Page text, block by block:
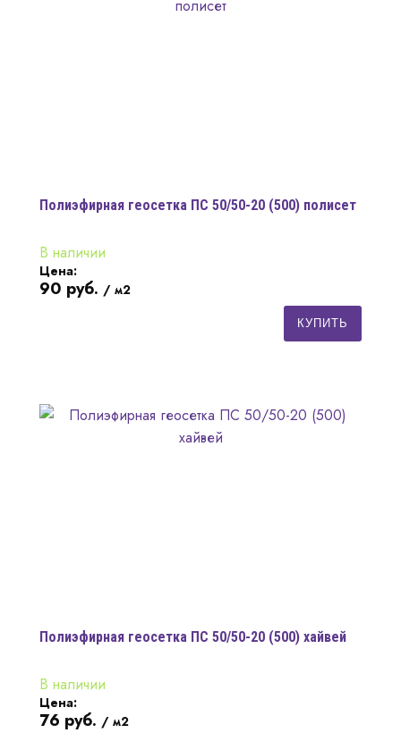
Полиэфирная геосетка ПС 50/50-20 (500) полисет
В наличии
Цена:
90 руб. / м2
КУПИТЬ
Полиэфирная геосетка ПС 50/50-20 (500) хайвей
В наличии
Цена:
76 руб. / м2